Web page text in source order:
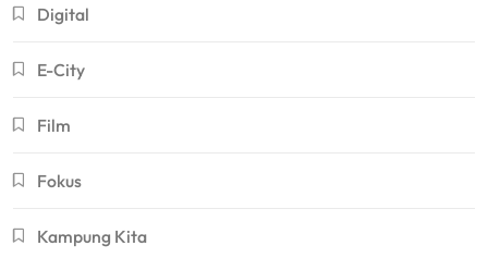
Digital
E-City
Film
Fokus
Kampung Kita